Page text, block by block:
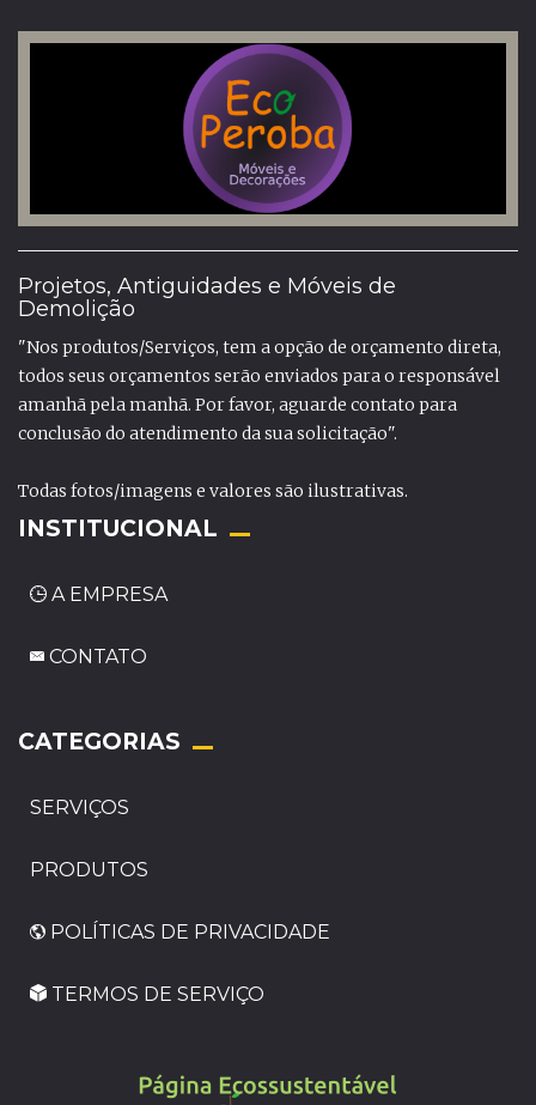
Projetos, Antiguidades e Móveis de
Demolição
"Nos produtos/Serviços, tem a opção de orçamento direta,
todos seus orçamentos serão enviados para o responsável
amanhã pela manhã. Por favor, aguarde contato para
conclusão do atendimento da sua solicitação".
Todas fotos/imagens e valores são ilustrativas.
INSTITUCIONAL
A EMPRESA
CONTATO
CATEGORIAS
SERVIÇOS
PRODUTOS
POLÍTICAS DE PRIVACIDADE
TERMOS DE SERVIÇO